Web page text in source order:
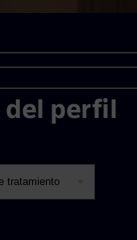
del perfil